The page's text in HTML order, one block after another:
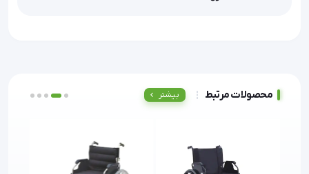
محصولات مرتبط بیشتر